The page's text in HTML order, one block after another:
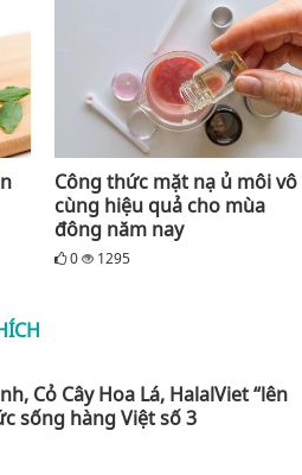
Công thức mặt nạ ủ môi vô
cùng hiệu quả cho mùa
đông năm nay
0 1295
Cỏ Cây Hoa Lá, HalalViet “lên
sống hàng Việt số 3